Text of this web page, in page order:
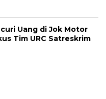
Uang di Jok Motor
Tim URC Satreskrim